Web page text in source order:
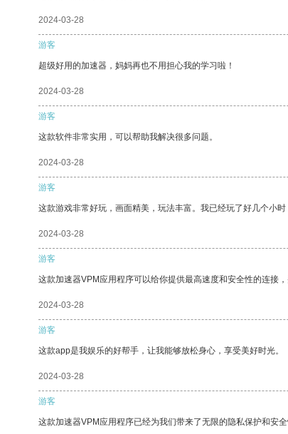
2024-03-28
游客
超级好用的加速器，妈妈再也不用担心我的学习啦！
2024-03-28
游客
这款软件非常实用，可以帮助我解决很多问题。
2024-03-28
游客
这款游戏非常好玩，画面精美，玩法丰富。我已经玩了好几个小时
2024-03-28
游客
这款加速器VPM应用程序可以给你提供最高速度和安全性的连接，
2024-03-28
游客
这款app是我娱乐的好帮手，让我能够放松身心，享受美好时光。
2024-03-28
游客
这款加速器VPM应用程序已经为我们带来了无限的隐私保护和安全